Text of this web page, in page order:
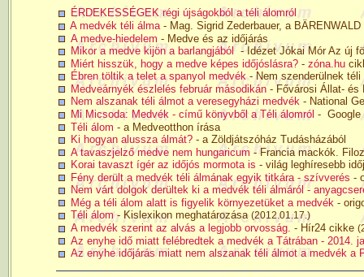
ÉRDEKESSÉGEK régi újságokból a téli álomról
A medvék téli álma- Mag. Sigrid Zederbauer, a
A medve-hiedelem - Medve és az időjárás
Mikor a medve kijön a barlangjából - Idézet Jókai Mór Az új
Miért hisszük, hogy a medve képes időjóslásra?- zóna.hu
Ébren töltik a telet a spanyol medvék- Nem szenderülnek téli
Medveárnyék észlelés február másodikán- Fővárosi Állat- és
Nem alszanak téli álmot a veresegyházi medvék- National
Mi Micsoda: Medvék - című könyvből a Téli álomról - Google
Téli álom - a Medveotthon írása
Ki hogyan alussza álmát? - a Zöldjátszóház Tudásházából
A tavaszjelző medve nem hungaricum - Francia mackók.
Korai tavaszt ígér az időjós mormota is - világ leghíresebb
Fény derült a medvék téli álmának egyik titkára - szívverés -
Nem várt dolgok derültek ki a medvék téli álmáról -
Még a téli álom alatt is figyelik környezetüket a medvék -
Téli álom - Kislexikon meghatározása (2012.01.17.)
A medvék szerint az alvás a legjobb orvosság. - Hír24 cikke
Az enyhe idő miatt felébredtek a medvék a Tátrában - 2014.
Az enyhe időjárás miatt nem alszanak téli álmot a medvék a